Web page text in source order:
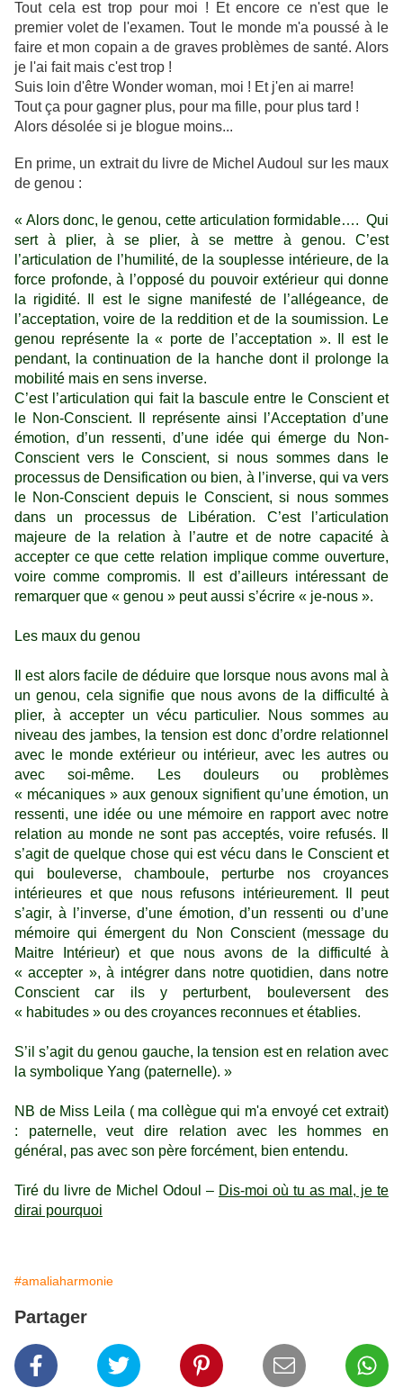
Tout cela est trop pour moi ! Et encore ce n'est que le
premier volet de l'examen. Tout le monde m'a poussé à le
faire et mon copain a de graves problèmes de santé. Alors
je l'ai fait mais c'est trop !
Suis loin d'être Wonder woman, moi ! Et j'en ai marre!
Tout ça pour gagner plus, pour ma fille, pour plus tard !
Alors désolée si je blogue moins...
En prime, un extrait du livre de Michel Audoul sur les maux
de genou :
« Alors donc, le genou, cette articulation formidable…. Qui
sert à plier, à se plier, à se mettre à genou. C’est
l’articulation de l’humilité, de la souplesse intérieure, de la
force profonde, à l’opposé du pouvoir extérieur qui donne
la rigidité. Il est le signe manifesté de l’allégeance, de
l’acceptation, voire de la reddition et de la soumission. Le
genou représente la « porte de l’acceptation ». Il est le
pendant, la continuation de la hanche dont il prolonge la
mobilité mais en sens inverse.
C’est l’articulation qui fait la bascule entre le Conscient et
le Non-Conscient. Il représente ainsi l’Acceptation d’une
émotion, d’un ressenti, d’une idée qui émerge du Non-
Conscient vers le Conscient, si nous sommes dans le
processus de Densification ou bien, à l’inverse, qui va vers
le Non-Conscient depuis le Conscient, si nous sommes
dans un processus de Libération. C’est l’articulation
majeure de la relation à l’autre et de notre capacité à
accepter ce que cette relation implique comme ouverture,
voire comme compromis. Il est d’ailleurs intéressant de
remarquer que « genou » peut aussi s’écrire « je-nous ».
Les maux du genou
Il est alors facile de déduire que lorsque nous avons mal à
un genou, cela signifie que nous avons de la difficulté à
plier, à accepter un vécu particulier. Nous sommes au
niveau des jambes, la tension est donc d’ordre relationnel
avec le monde extérieur ou intérieur, avec les autres ou
avec soi-même. Les douleurs ou problèmes
« mécaniques » aux genoux signifient qu’une émotion, un
ressenti, une idée ou une mémoire en rapport avec notre
relation au monde ne sont pas acceptés, voire refusés. Il
s’agit de quelque chose qui est vécu dans le Conscient et
qui bouleverse, chamboule, perturbe nos croyances
intérieures et que nous refusons intérieurement. Il peut
s’agir, à l’inverse, d’une émotion, d’un ressenti ou d’une
mémoire qui émergent du Non Conscient (message du
Maitre Intérieur) et que nous avons de la difficulté à
« accepter », à intégrer dans notre quotidien, dans notre
Conscient car ils y perturbent, bouleversent des
« habitudes » ou des croyances reconnues et établies.
S’il s’agit du genou gauche, la tension est en relation avec
la symbolique Yang (paternelle). »
NB de Miss Leila ( ma collègue qui m'a envoyé cet extrait)
: paternelle, veut dire relation avec les hommes en
général, pas avec son père forcément, bien entendu.
Tiré du livre de Michel Odoul – Dis-moi où tu as mal, je te
dirai pourquoi
#amaliaharmonie
Partager